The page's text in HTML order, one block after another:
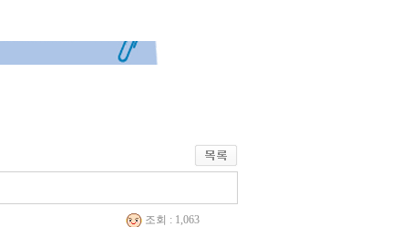
조회 : 1,063